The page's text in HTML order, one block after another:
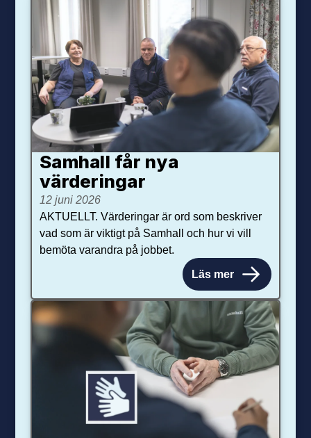
Samhall får nya
värdering­ar
12 juni 2026
AKTUELLT. Värderingar är ord som beskriver
vad som är viktigt på Samhall och hur vi vill
bemöta varandra på jobbet.
Läs mer